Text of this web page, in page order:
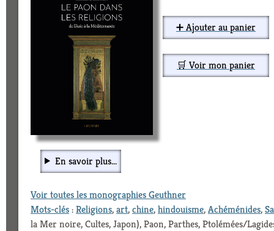
➕ Ajouter au panier
🛒 Voir mon panier
En savoir plus...
Voir toutes les monographies Geuthner
Mots-clés:Religions,art,chine,hindouisme,Achéménides,
la Mer noire, Cultes, Japon), Paon, Parthes, Ptolémées/